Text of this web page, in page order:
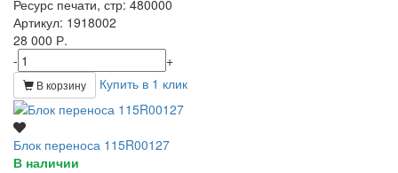
Ресурс печати, стр: 480000
Артикул: 1918002
28 000 Р.
-
+
В корзину Купить в 1 клик
Блок переноса 115R00127
В наличии